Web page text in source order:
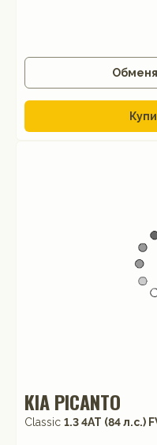
KIA PICANTO
Classic 1.3 4АТ (84 л.с.)